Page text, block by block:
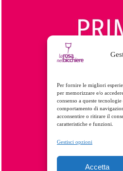
Per fornire le migliori
per memorizzare e/o
consenso a queste
comportamento di
acconsentire o ritirare il
caratteristiche e funzioni.
Gestisci opzioni
Accetta